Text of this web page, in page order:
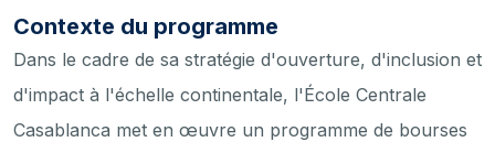
Contexte du programme
Dans le cadre de sa stratégie d'ouverture, d'inclusion et
d'impact à l'échelle continentale, l'École Centrale
Casablanca met en œuvre un programme de bourses